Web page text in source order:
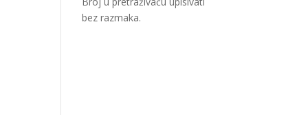
bez razmaka.